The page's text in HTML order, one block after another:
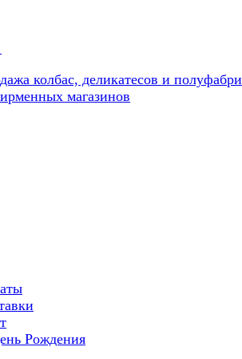
колбас, деликатесов и
магазинов
Рождения